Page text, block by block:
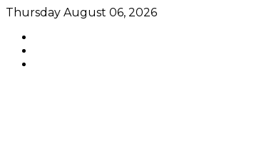
Thursday August 06, 2026